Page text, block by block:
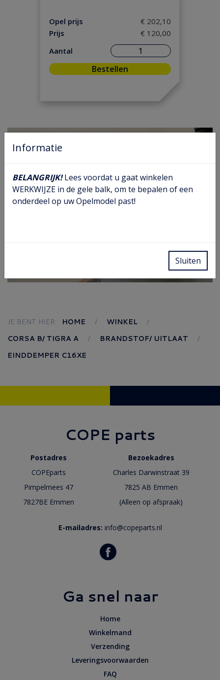
Motorpakking/ Keerring
Ontsteking
Versnelling/ Aandrijving(12)
Remmen/ Wielen(31)
Opel prijs
€ 202,10
Prijs
€ 120,00
Aantal
Bestellen
JE BENT HIER: HOME
WINKEL
CORSA B/ TIGRA A
BRANDSTOF/ UITLAAT
EINDDEMPER C16XE
COPE parts
Postadres
Bezoekadres
COPEparts
Charles Darwinstraat 39
Pimpelmees 47
7825 AB Emmen
7827BE Emmen
(Alleen op afspraak)
E-mailadres: info@copeparts.nl
Ga snel naar
Home
Winkelmand
Verzending
Leveringsvoorwaarden
FAQ
Informatie
BELANGRIJK!Lees voordat u gaat winkelen
WERKWIJZE in de gele balk, om te bepalen of een
onderdeel op uw Opelmodel past!
Sluiten